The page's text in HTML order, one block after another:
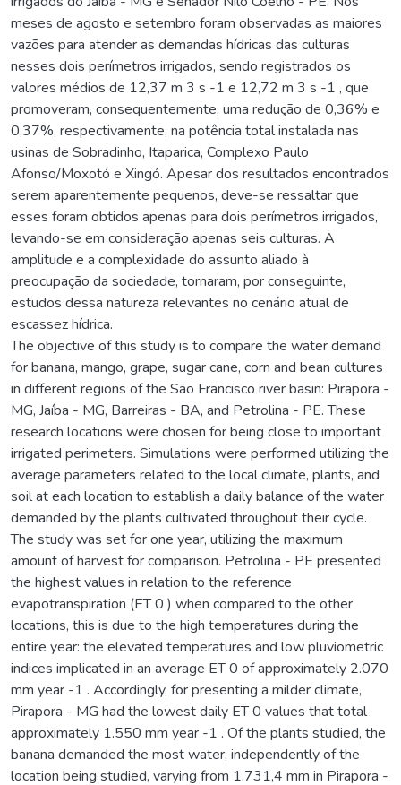
meses de agosto e setembro foram observadas as maiores
vazões para atender as demandas hídricas das culturas
nesses dois perímetros irrigados, sendo registrados os
valores médios de 12,37 m 3 s -1 e 12,72 m 3 s -1 , que
promoveram, consequentemente, uma redução de 0,36% e
0,37%, respectivamente, na potência total instalada nas
usinas de Sobradinho, Itaparica, Complexo Paulo
Afonso/Moxotó e Xingó. Apesar dos resultados encontrados
serem aparentemente pequenos, deve-se ressaltar que
esses foram obtidos apenas para dois perímetros irrigados,
levando-se em consideração apenas seis culturas. A
amplitude e a complexidade do assunto aliado à
preocupação da sociedade, tornaram, por conseguinte,
estudos dessa natureza relevantes no cenário atual de
escassez hídrica.
The objective of this study is to compare the water demand
for banana, mango, grape, sugar cane, corn and bean cultures
in different regions of the São Francisco river basin: Pirapora -
MG, Jaíba - MG, Barreiras - BA, and Petrolina - PE. These
research locations were chosen for being close to important
irrigated perimeters. Simulations were performed utilizing the
average parameters related to the local climate, plants, and
soil at each location to establish a daily balance of the water
demanded by the plants cultivated throughout their cycle.
The study was set for one year, utilizing the maximum
amount of harvest for comparison. Petrolina - PE presented
the highest values in relation to the reference
evapotranspiration (ET 0 ) when compared to the other
locations, this is due to the high temperatures during the
entire year: the elevated temperatures and low pluviometric
indices implicated in an average ET 0 of approximately 2.070
mm year -1 . Accordingly, for presenting a milder climate,
Pirapora - MG had the lowest daily ET 0 values that total
approximately 1.550 mm year -1 . Of the plants studied, the
banana demanded the most water, independently of the
location being studied, varying from 1.731,4 mm in Pirapora -